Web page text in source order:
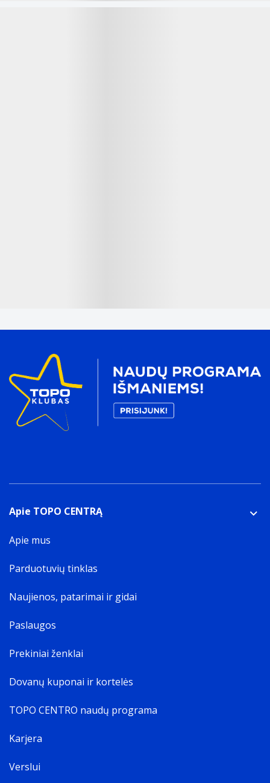
Apie TOPO CENTRĄ
Apie mus
Parduotuvių tinklas
Naujienos, patarimai ir gidai
Paslaugos
Prekiniai ženklai
Dovanų kuponai ir kortelės
TOPO CENTRO naudų programa
Karjera
Verslui